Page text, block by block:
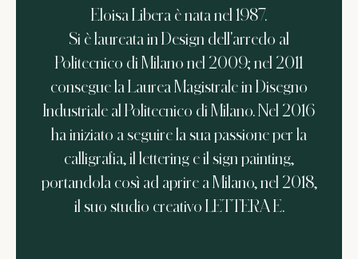
Eloisa Libera è nata nel 1987.
Si è laureata in Design dell'arredo al
Politecnico di Milano nel 2009; nel 2011
consegue la Laurea Magistrale in Disegno
Industriale al Politecnico di Milano. Nel 2016
ha iniziato a seguire la sua passione per la
calligrafia, il lettering e il sign painting,
portandola così ad aprire a Milano, nel 2018,
il suo studio creativo LETTERA E.